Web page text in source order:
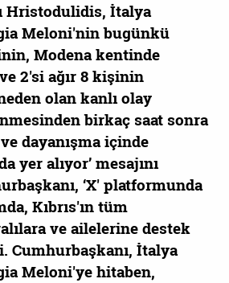
Hristodulidis, İtalya
Meloni'nin bugünkü
Modena kentinde
2'si ağır 8 kişinin
olan kanlı olay
birkaç saat sonra
dayanışma içinde
yer alıyor’ mesajını
‘X' platformunda
Kıbrıs'ın tüm
ve ailelerine destek
İtalya
Meloni'ye hitaben,